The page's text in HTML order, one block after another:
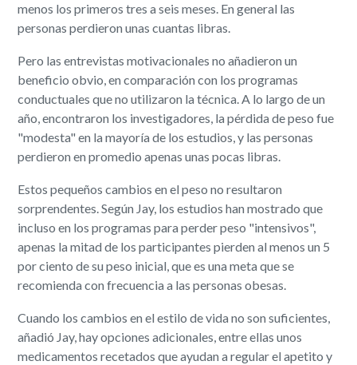
menos los primeros tres a seis meses. En general las
personas perdieron unas cuantas libras.
Pero las entrevistas motivacionales no añadieron un
beneficio obvio, en comparación con los programas
conductuales que no utilizaron la técnica. A lo largo de un
año, encontraron los investigadores, la pérdida de peso fue
"modesta" en la mayoría de los estudios, y las personas
perdieron en promedio apenas unas pocas libras.
Estos pequeños cambios en el peso no resultaron
sorprendentes. Según Jay, los estudios han mostrado que
incluso en los programas para perder peso "intensivos",
apenas la mitad de los participantes pierden al menos un 5
por ciento de su peso inicial, que es una meta que se
recomienda con frecuencia a las personas obesas.
Cuando los cambios en el estilo de vida no son suficientes,
añadió Jay, hay opciones adicionales, entre ellas unos
medicamentos recetados que ayudan a regular el apetito y